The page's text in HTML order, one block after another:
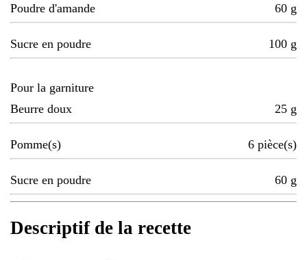
Poudre d'amande 60 g
Sucre en poudre 100 g
Pour la garniture
Beurre doux
25 g
Pomme(s) 6 pièce(s)
Sucre en poudre 60 g
Descriptif de la recette